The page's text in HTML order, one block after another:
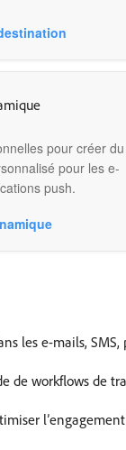
pour créer du
pour les e-
push.
les e-mails, SMS,
de workflows de